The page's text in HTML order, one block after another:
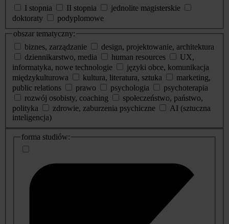
I stopnia
II stopnia
jednolite magisterskie
doktoraty
podyplomowe
obszar tematyczny:
biznes, zarządzanie
design, projektowanie, architektura
dziennikarstwo, media
human resources
UX,
informatyka, nowe technologie
języki obce, komunikacja
międzykulturowa
kultura, literatura, sztuka
marketing,
public relations
prawo psychologia
psychoterapia
rozwój osobisty, coaching
społeczeństwo, państwo,
polityka
zdrowie, zaburzenia psychiczne
AI (sztuczna
inteligencja)
dodatkowe
informacje
forma studiów: